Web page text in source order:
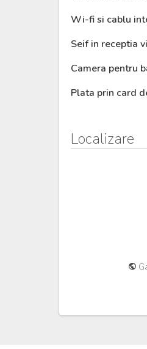
Wi-fi si cablu
Seif in receptia
Camera pentru
Plata prin card
Localizare